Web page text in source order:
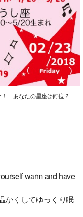
！ あなたの星座は何位？
warm and have
かくしてゆっくり眠